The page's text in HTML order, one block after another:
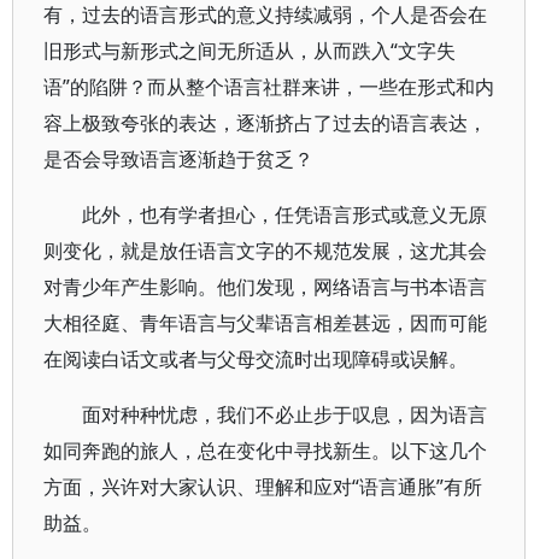
有，过去的语言形式的意义持续减弱，个人是否会在
旧形式与新形式之间无所适从，从而跌入“文字失
语”的陷阱？而从整个语言社群来讲，一些在形式和内
容上极致夸张的表达，逐渐挤占了过去的语言表达，
是否会导致语言逐渐趋于贫乏？
此外，也有学者担心，任凭语言形式或意义无原
则变化，就是放任语言文字的不规范发展，这尤其会
对青少年产生影响。他们发现，网络语言与书本语言
大相径庭、青年语言与父辈语言相差甚远，因而可能
在阅读白话文或者与父母交流时出现障碍或误解。
面对种种忧虑，我们不必止步于叹息，因为语言
如同奔跑的旅人，总在变化中寻找新生。以下这几个
方面，兴许对大家认识、理解和应对“语言通胀”有所
助益。